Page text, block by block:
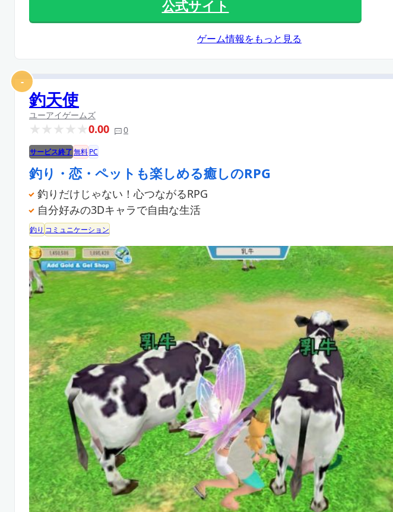
公式サイト
ゲーム情報をもっと見る
釣天使
ユーアイゲームズ
0.00 0
-
サービス終了無料PC
釣り・恋・ペットも楽しめる癒しのRPG
釣りだけじゃない！心つながるRPG
自分好みの3Dキャラで自由な生活
釣り コミュニケーション